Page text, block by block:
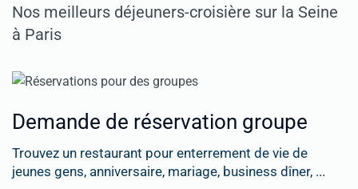
Nos meilleurs déjeuners-croisière sur la Seine
à Paris
Demande de réservation groupe
Trouvez un restaurant pour enterrement de vie de
jeunes gens, anniversaire, mariage, business dîner, ...